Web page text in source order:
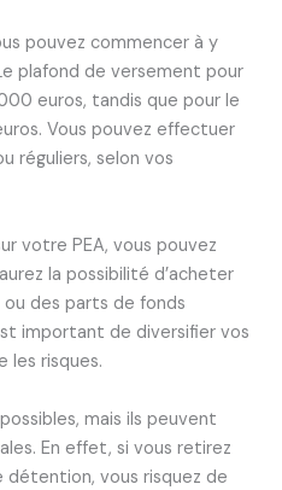
pouvez commencer à y
plafond de versement pour
euros, tandis que pour le
Vous pouvez effectuer
réguliers, selon vos
votre PEA, vous pouvez
la possibilité d’acheter
des parts de fonds
important de diversifier vos
les risques.
mais ils peuvent
En effet, si vous retirez
détention, vous risquez de